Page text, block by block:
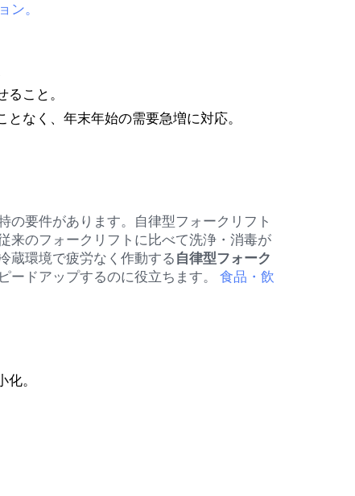
ン。
こと。
なく、年末年始の需要急増に対応。
の要件があります。自律型フォークリフト
来のフォークリフトに比べて洗浄・消毒が
蔵環境で疲労なく作動する自律型フォーク
ドアップするのに役立ちます。
食品・飲
。